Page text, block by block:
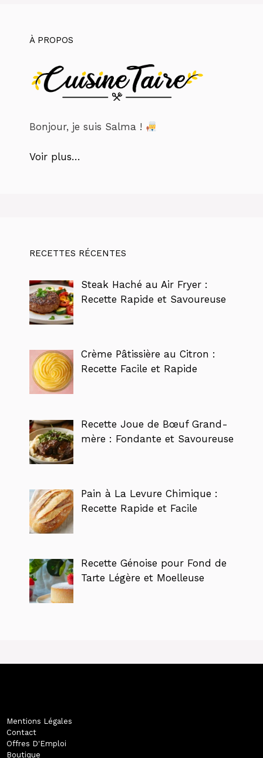
À PROPOS
Bonjour, je suis Salma !
Voir plus…
RECETTES RÉCENTES
Steak Haché au Air Fryer :
Recette Rapide et Savoureuse
Crème Pâtissière au Citron :
Recette Facile et Rapide
Recette Joue de Bœuf Grand-
mère : Fondante et Savoureuse
Pain à La Levure Chimique :
Recette Rapide et Facile
Recette Génoise pour Fond de
Tarte Légère et Moelleuse
Mentions Légales
Contact
Offres D'Emploi
Boutique